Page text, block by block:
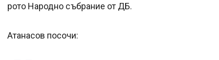
рото Народно събрание от ДБ.
Атанасов посочи: